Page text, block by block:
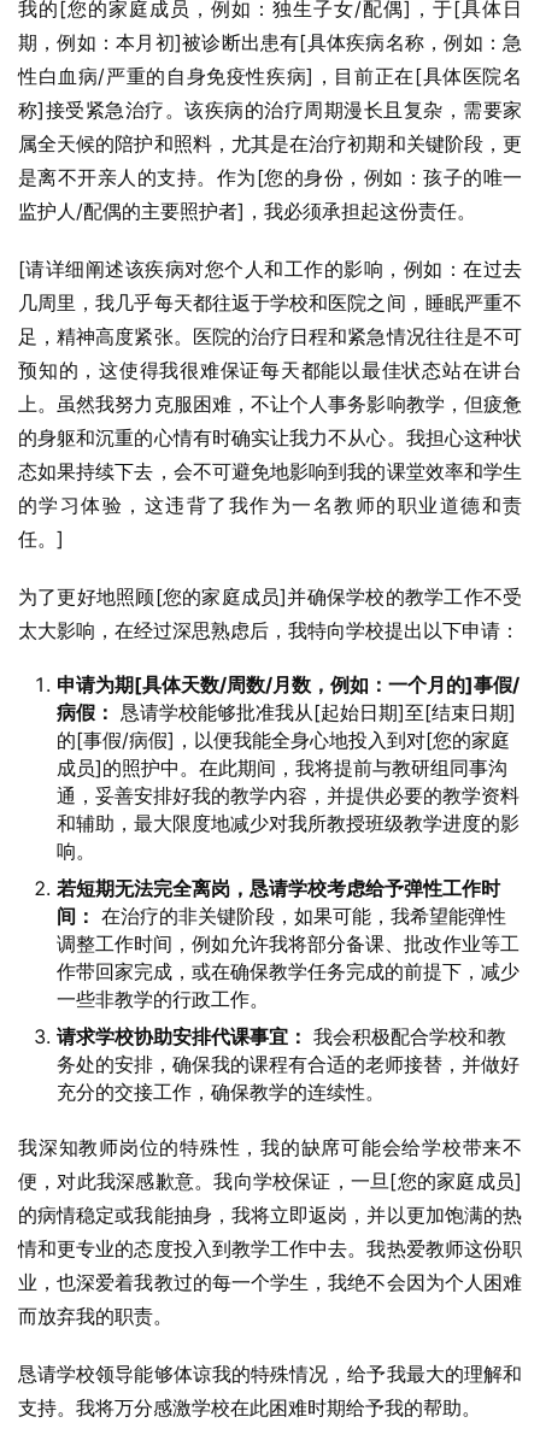
我的[您的家庭成员，例如：独生子女/配偶]，于[具体日
期，例如：本月初]被诊断出患有[具体疾病名称，例如：急
性白血病/严重的自身免疫性疾病]，目前正在[具体医院名
称]接受紧急治疗。该疾病的治疗周期漫长且复杂，需要家
属全天候的陪护和照料，尤其是在治疗初期和关键阶段，更
是离不开亲人的支持。作为[您的身份，例如：孩子的唯一
监护人/配偶的主要照护者]，我必须承担起这份责任。
[请详细阐述该疾病对您个人和工作的影响，例如：在过去
几周里，我几乎每天都往返于学校和医院之间，睡眠严重不
足，精神高度紧张。医院的治疗日程和紧急情况往往是不可
预知的，这使得我很难保证每天都能以最佳状态站在讲台
上。虽然我努力克服困难，不让个人事务影响教学，但疲惫
的身躯和沉重的心情有时确实让我力不从心。我担心这种状
态如果持续下去，会不可避免地影响到我的课堂效率和学生
的学习体验，这违背了我作为一名教师的职业道德和责
任。]
为了更好地照顾[您的家庭成员]并确保学校的教学工作不受
太大影响，在经过深思熟虑后，我特向学校提出以下申请：
申请为期[具体天数/周数/月数，例如：一个月的]事假/
病假： 恳请学校能够批准我从[起始日期]至[结束日期]
的[事假/病假]，以便我能全身心地投入到对[您的家庭
成员]的照护中。在此期间，我将提前与教研组同事沟
通，妥善安排好我的教学内容，并提供必要的教学资料
和辅助，最大限度地减少对我所教授班级教学进度的影
响。
若短期无法完全离岗，恳请学校考虑给予弹性工作时
间： 在治疗的非关键阶段，如果可能，我希望能弹性
调整工作时间，例如允许我将部分备课、批改作业等工
作带回家完成，或在确保教学任务完成的前提下，减少
一些非教学的行政工作。
请求学校协助安排代课事宜： 我会积极配合学校和教
务处的安排，确保我的课程有合适的老师接替，并做好
充分的交接工作，确保教学的连续性。
我深知教师岗位的特殊性，我的缺席可能会给学校带来不
便，对此我深感歉意。我向学校保证，一旦[您的家庭成员]
的病情稳定或我能抽身，我将立即返岗，并以更加饱满的热
情和更专业的态度投入到教学工作中去。我热爱教师这份职
业，也深爱着我教过的每一个学生，我绝不会因为个人困难
而放弃我的职责。
恳请学校领导能够体谅我的特殊情况，给予我最大的理解和
支持。我将万分感激学校在此困难时期给予我的帮助。